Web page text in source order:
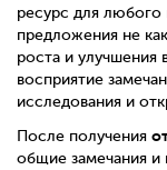
ресурс для любого
предложения не
роста и улучшения
восприятие
исследования и
После получения
общие замечания и